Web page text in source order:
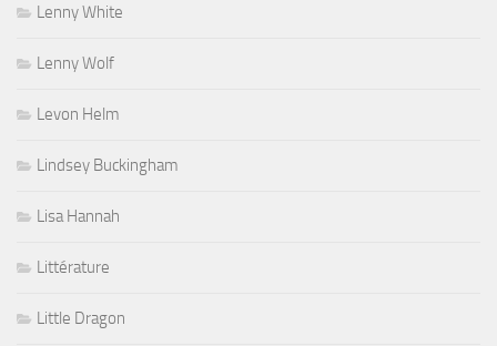
Lenny White
Lenny Wolf
Levon Helm
Lindsey Buckingham
Lisa Hannah
Littérature
Little Dragon